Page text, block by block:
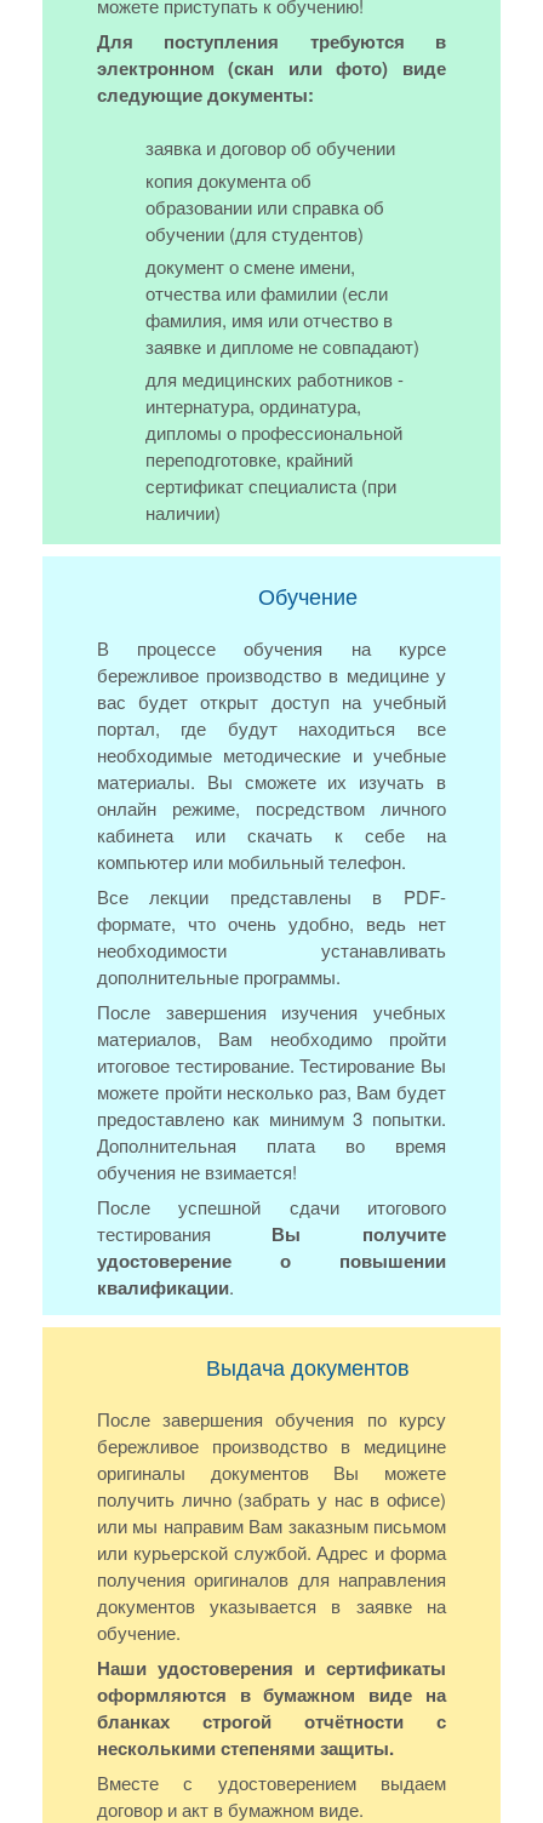
можете приступать к обучению!
Для поступления требуются в
электронном (скан или фото) виде
следующие документы:
заявка и договор об обучении
копия документа об
образовании или справка об
обучении (для студентов)
документ о смене имени,
отчества или фамилии (если
фамилия, имя или отчество в
заявке и дипломе не совпадают)
для медицинских работников -
интернатура, ординатура,
дипломы о профессиональной
переподготовке, крайний
сертификат специалиста (при
наличии)
Обучение
В процессе обучения на курсе
бережливое производство в медицине у
вас будет открыт доступ на учебный
портал, где будут находиться все
необходимые методические и учебные
материалы. Вы сможете их изучать в
онлайн режиме, посредством личного
кабинета или скачать к себе на
компьютер или мобильный телефон.
Все лекции представлены в PDF-
формате, что очень удобно, ведь нет
необходимости устанавливать
дополнительные программы.
После завершения изучения учебных
материалов, Вам необходимо пройти
итоговое тестирование. Тестирование Вы
можете пройти несколько раз, Вам будет
предоставлено как минимум 3 попытки.
Дополнительная плата во время
обучения не взимается!
После успешной сдачи итогового
тестирования Вы получите
удостоверение о повышении
квалификации.
Выдача документов
После завершения обучения по курсу
бережливое производство в медицине
оригиналы документов Вы можете
получить лично (забрать у нас в офисе)
или мы направим Вам заказным письмом
или курьерской службой. Адрес и форма
получения оригиналов для направления
документов указывается в заявке на
обучение.
Наши удостоверения и сертификаты
оформляются в бумажном виде на
бланках строгой отчётности с
несколькими степенями защиты.
Вместе с удостоверением выдаем
договор и акт в бумажном виде.